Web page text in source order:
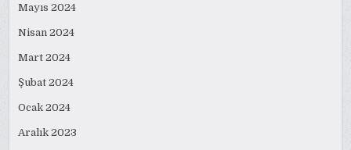
Mayıs 2024
Nisan 2024
Mart 2024
Şubat 2024
Ocak 2024
Aralık 2023